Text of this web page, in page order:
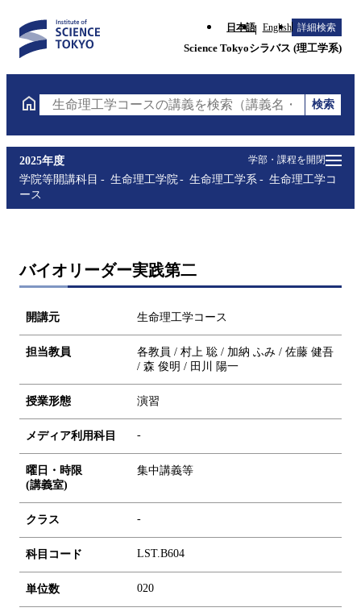
日本語 English 詳細検索
Science Tokyoシラバス (理工学系)
生命理工学コースの講義を検索（講義名・科目コード
検索
学部・課程を開閉
2025年度
学院等開講科目
生命理工学院 生命理工学系
生命理工学コ
ース
バイオリーダー実践第二
開講元 生命理工学コース
担当教員
各教員 / 村上 聡 / 加納 ふみ / 佐藤 健吾
/ 森 俊明 / 田川 陽一
授業形態 演習
メディア利用科目 -
曜日・時限
(講義室)
集中講義等
クラス -
科目コード LST.B604
単位数 020